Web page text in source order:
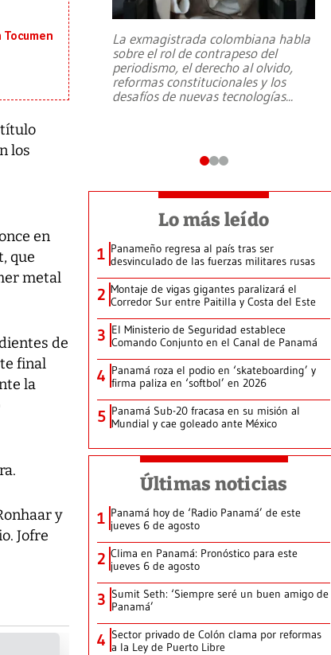
título
los
en
que
metal
de
final
la
y
Jofre
una
La exmagistrada colombiana habla
sobre el rol de contrapeso del
periodismo, el derecho al olvido,
reformas constitucionales y los
desafíos de nuevas tecnologías...
Lo más leído
1 Panameño regresa al país tras ser
desvinculado de las fuerzas militares rusas
2 Montaje de vigas gigantes paralizará el
Corredor Sur entre Paitilla y Costa del Este
3 El Ministerio de Seguridad establece
Comando Conjunto en el Canal de Panamá
4 Panamá roza el podio en ‘skateboarding’ y
firma paliza en ‘softbol’ en 2026
5 Panamá Sub-20 fracasa en su misión al
Mundial y cae goleado ante México
Últimas noticias
1 Panamá hoy de ‘Radio Panamá’ de este
jueves 6 de agosto
2 Clima en Panamá: Pronóstico para este
jueves 6 de agosto
3 Sumit Seth: ‘Siempre seré un buen amigo de
Panamá’
4 Sector privado de Colón clama por reformas
a la Ley de Puerto Libre